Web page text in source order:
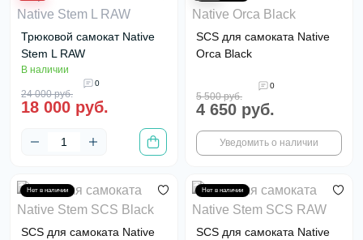
Трюковой самокат Native
Stem L RAW
В наличии
0
24 000 руб.
18 000 руб.
SCS для самоката Native
Orca Black
0
5 500 руб.
4 650 руб.
Уведомить о наличии
Нет в наличии
SCS для самоката Native
Нет в наличии
SCS для самоката Native